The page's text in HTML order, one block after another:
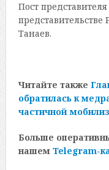
Пост
Танаев.
Читайте также
обратилась к
частичной
Больше
нашем Telegram-